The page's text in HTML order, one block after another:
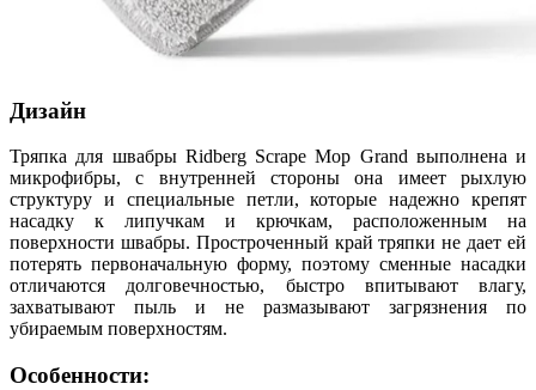
Дизайн
Тряпка для швабры Ridberg Scrape Mop Grand выполнена и
микрофибры, с внутренней стороны она имеет рыхлую
структуру и специальные петли, которые надежно крепят
насадку к липучкам и крючкам, расположенным на
поверхности швабры. Простроченный край тряпки не дает ей
потерять первоначальную форму, поэтому сменные насадки
отличаются долговечностью, быстро впитывают влагу,
захватывают пыль и не размазывают загрязнения по
убираемым поверхностям.
Особенности: